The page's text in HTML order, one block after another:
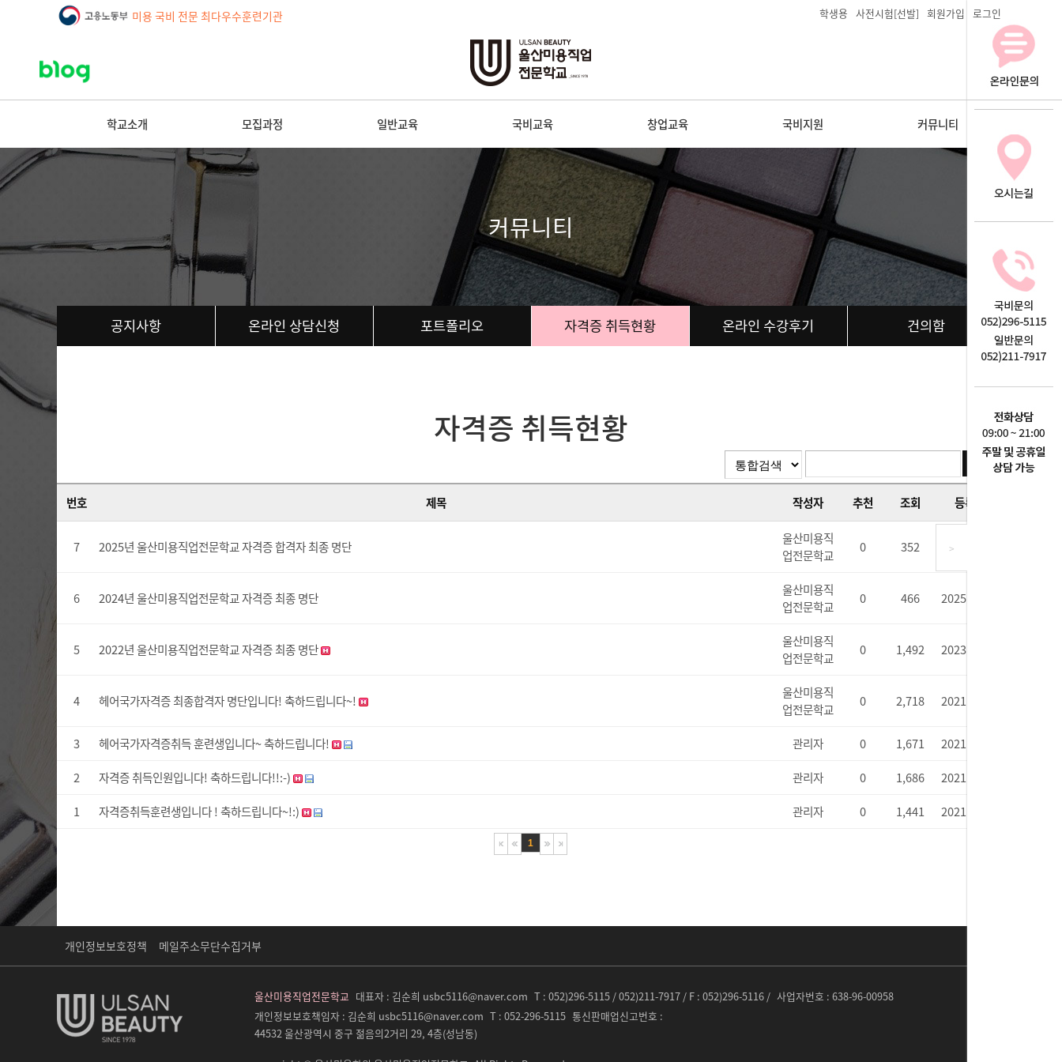
학생용 사전시험[선발] 회원가입 로그인
미용 국비 전문 최다우수훈련기관
학교소개 모집과정 일반교육 국비교육 창업교육 국비지원 커뮤니티
커뮤니티
공지사항 온라인 상담신청 포트폴리오 자격증 취득현황 온라인 수강후기 건의함
자격증 취득현황
번호 제목 작성자 추천 조회 등록일
7 2025년 울산미용직업전문학교 자격증 합격자 최종 명단
울산미용직
업전문학교
0 352 2026.02.25
6 2024년 울산미용직업전문학교 자격증 최종 명단
울산미용직
업전문학교
0 466 2025.10.14
5 2022년 울산미용직업전문학교 자격증 최종 명단
울산미용직
업전문학교
0 1,492 2023.01.10
4 헤어국가자격증 최종합격자 명단입니다! 축하드립니다~!
울산미용직
업전문학교
0 2,718 2021.11.25
3 헤어국가자격증취득 훈련생입니다~ 축하드립니다! 관리자 0 1,671
2021.10.14
2
자격증 취득인원입니다! 축하드립니다!!:-) 관리자 0 1,686
2021.08.30
1
자격증취득훈련생입니다 ! 축하드립니다~!:) 관리자 0 1,441 2021.08.30
1
개인정보보호정책 메일주소무단수집거부
울산미용직업전문학교 대표자 : 김순희 usbc5116@naver.com T : 052)296-5115 / 052)211-7917 / F : 052)296-5116 / 사업자번호 : 638-96-00958
개인정보보호책임자 : 김순희 usbc5116@naver.com T : 052-296-5115 통신판매업신고번호 :
44532 울산광역시 중구 젊음의2거리 29, 4층(성남동)
>